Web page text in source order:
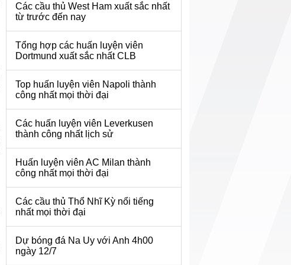
Các cầu thủ West Ham xuất sắc nhất
từ trước đến nay
Tổng hợp các huấn luyện viên
Dortmund xuất sắc nhất CLB
Top huấn luyện viên Napoli thành
công nhất mọi thời đại
Các huấn luyện viên Leverkusen
thành công nhất lịch sử
Huấn luyện viên AC Milan thành
công nhất mọi thời đại
Các cầu thủ Thổ Nhĩ Kỳ nổi tiếng
nhất mọi thời đại
Dự bóng đá Na Uy với Anh 4h00
ngày 12/7